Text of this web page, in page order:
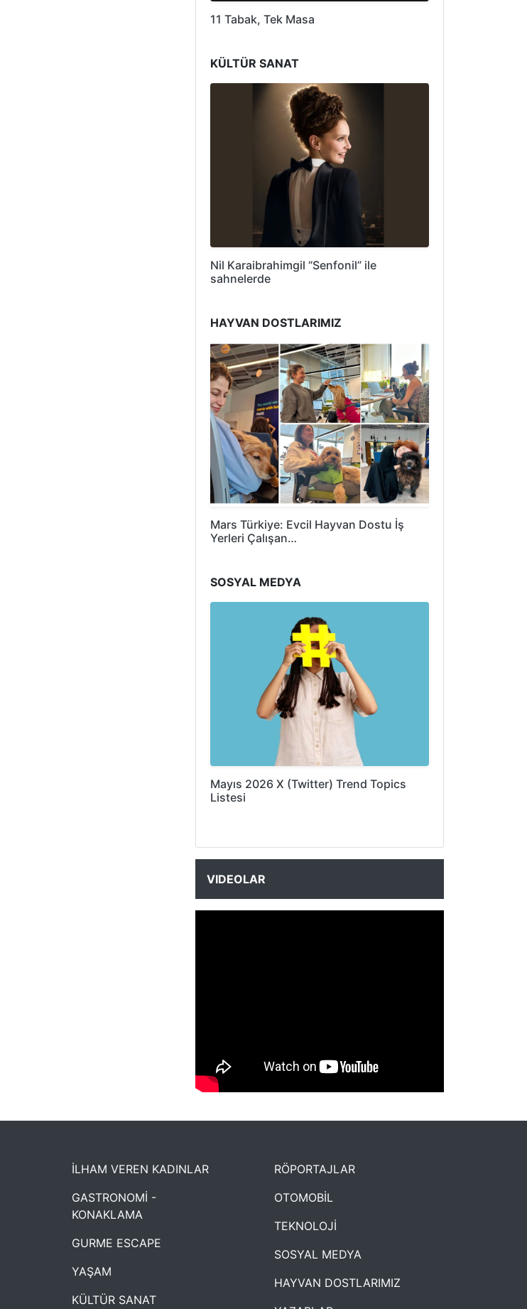
11 Tabak, Tek Masa
KÜLTÜR SANAT
Nil Karaibrahimgil “Senfonil” ile
sahnelerde
HAYVAN DOSTLARIMIZ
Mars Türkiye: Evcil Hayvan Dostu İş
Yerleri Çalışan…
SOSYAL MEDYA
Mayıs 2026 X (Twitter) Trend Topics
Listesi
VIDEOLAR
NYXmag 2. Yaş Kutlama Etkinliği
İLHAM VEREN KADINLAR
GASTRONOMİ -
KONAKLAMA
GURME ESCAPE
YAŞAM
KÜLTÜR SANAT
RÖPORTAJLAR
OTOMOBİL
TEKNOLOJİ
SOSYAL MEDYA
HAYVAN DOSTLARIMIZ